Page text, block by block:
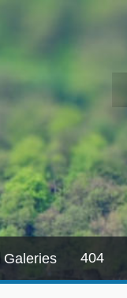
Galeries 404